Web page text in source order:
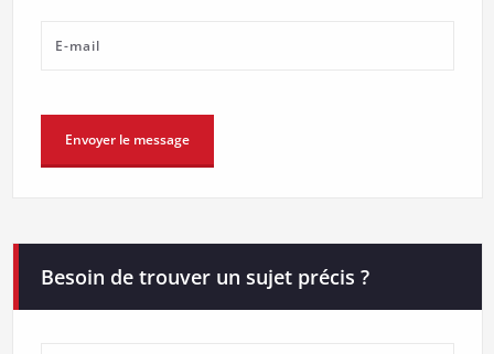
Besoin de trouver un sujet précis ?